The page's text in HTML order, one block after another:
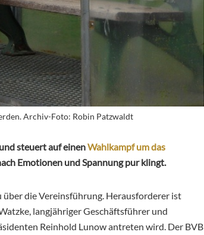
Archiv-Foto: Robin Patzwaldt
steuert auf einenWahlkampf um das
Emotionen und Spannung pur klingt.
die Vereinsführung. Herausforderer ist
langjähriger Geschäftsführer und
Reinhold Lunow antreten wird. Der BVB